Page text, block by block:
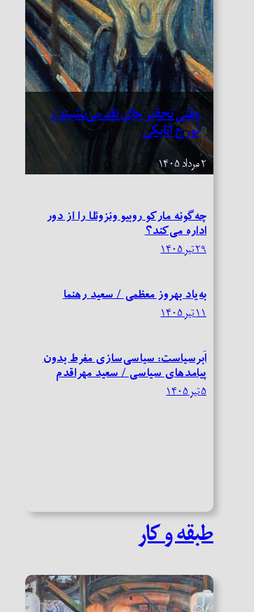
وقتی تحقیر جای نقد می‌نشیند /
تورج اتابکی
۲ مرداد ۱۴۰۵
چه‌گونه مارکو روبیو ونزوئلا را از دور
اداره می‌کند؟
۲۹ تیر ۱۴۰۵
به‌یاد بهروز معظمی / سعید رهنما
۱۱ تیر ۱۴۰۵
اَبرسیاست: سیاسی‌سازی مفرط بدون
پیامدهای سیاسی / سعید مهراقدم
۵ تیر ۱۴۰۵
طبقه و کار